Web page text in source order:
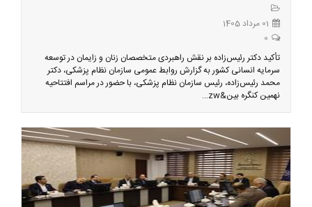
01 مرداد 1405
0
تأکید دکتر رئیس‌زاده بر نقش راهبردی متخصصان زنان و زایمان در توسعه
سرمایه انسانی کشور به گزارش روابط عمومی سازمان نظام پزشکی، دکتر
محمد رئیس‌زاده، رئیس سازمان نظام پزشکی، با حضور در مراسم افتتاحیه
نهمین کنگره بین&zw...